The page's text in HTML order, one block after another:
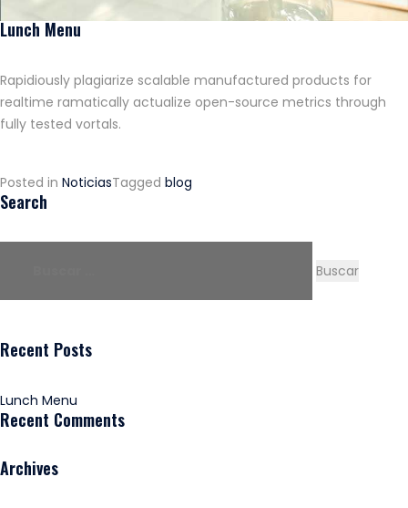
Lunch Menu
Rapidiously plagiarize scalable manufactured products for
realtime ramatically actualize open-source metrics through
fully tested vortals.
Posted in NoticiasTagged blog
Search
Recent Posts
Lunch Menu
Recent Comments
Archives